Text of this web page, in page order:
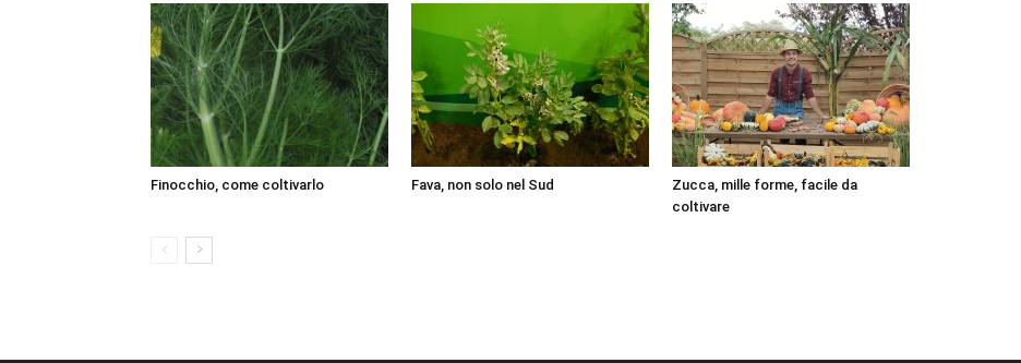
Finocchio, come coltivarlo Fava, non solo nel Sud
Zucca, mille forme, facile da
coltivare